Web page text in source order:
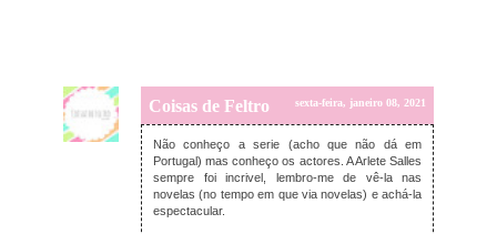
Coisas de Feltro sexta-feira, janeiro 08, 2021
Não conheço a serie (acho que não dá em
Portugal) mas conheço os actores. A Arlete Salles
sempre foi incrivel, lembro-me de vê-la nas
novelas (no tempo em que via novelas) e achá-la
espectacular.